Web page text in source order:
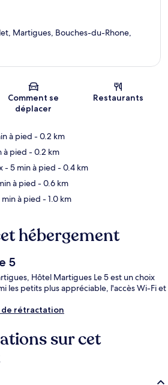
Martigues, Bouches-du-Rhone,
Comment se
déplacer
Restaurants
à pied - 0.2 km
à pied - 0.2 km
- 5 min à pied - 0.4 km
à pied - 0.6 km
min à pied - 1.0 km
hébergement
5
Hôtel Martigues Le 5 est un choix
les petits plus appréciable, l'accès Wi-Fi et
rétractation
sur cet